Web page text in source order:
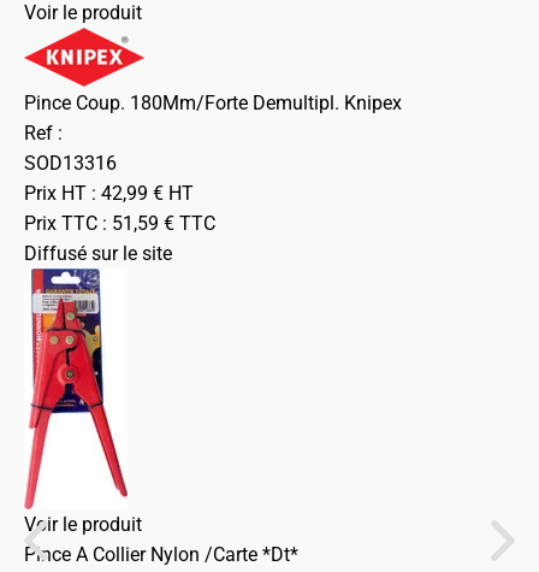
Voir le produit
Pince Coup. 180Mm/Forte Demultipl. Knipex
Ref :
SOD13316
Prix HT : 42,99 € HT
Prix TTC : 51,59 € TTC
Diffusé sur le site
Voir le produit
Pince A Collier Nylon /Carte *Dt*